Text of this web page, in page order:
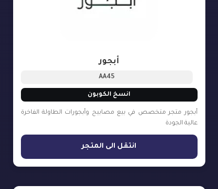
أبجور
AA45
انسخ الكوبون
أبجور متجر متخصص في بيع مصابيح وأبجورات الطاولة الفاخرة
عالية الجودة
انتقل الى المتجر